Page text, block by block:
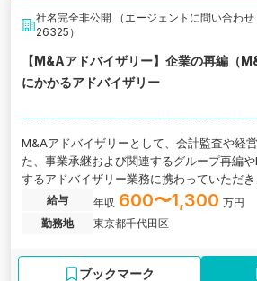
社名完全非公開 （エージェントに問い合わ
26325）
【M&Aアドバイザリー】企業の再編（
にかかるアドバイザリー
M&Aアドバイザリーとして、会計監査や経
た、事業承継および関連するグループ再編
するアドバイザリー業務に携わっていただ
にある監査法人の求人です。
給与 年収 600〜1,300 万円
勤務地
東京都千代田区
ブックマーク